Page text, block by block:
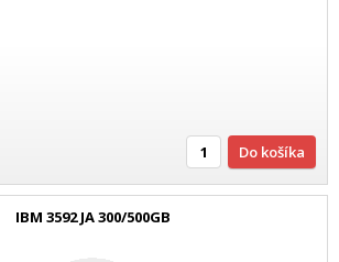
Do košíka
IBM 3592 JA 300/500GB